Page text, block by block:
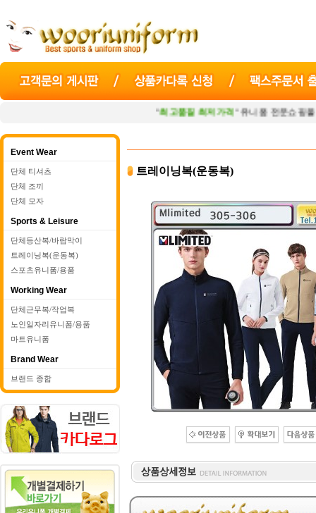
최고품질 최저가격" 유니폼 전문쇼핑몰우리유
Event Wear
단체 티셔츠
단체 조끼
단체 모자
Sports & Leisure
단체등산복/바람막이
트레이닝복(운동복)
스포츠유니폼/용품
Working Wear
단체근무복/작업복
노인일자리유니폼/용품
마트유니폼
Brand Wear
브랜드 종합
트레이닝복(운동복)